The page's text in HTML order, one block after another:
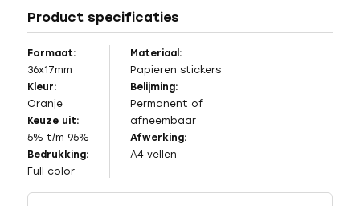
Product specificaties
Formaat:
36x17mm
Kleur:
Oranje
Keuze uit:
5% t/m 95%
Bedrukking:
Full color
Materiaal:
Papieren stickers
Belijming:
Permanent of
afneembaar
Afwerking:
A4 vellen